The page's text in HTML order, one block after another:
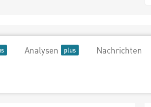
Analysen Nachrichten